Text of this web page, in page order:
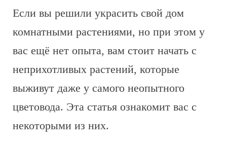
Если вы решили украсить свой дом
комнатными растениями, но при этом у
вас ещё нет опыта, вам стоит начать с
неприхотливых растений, которые
выживут даже у самого неопытного
цветовода. Эта статья ознакомит вас с
некоторыми из них.